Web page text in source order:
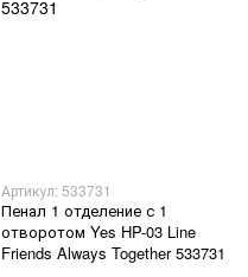
Артикул: 533731
Пенал 1 отделение с 1
отворотом Yes HP-03 Line
Friends Always Together 533731